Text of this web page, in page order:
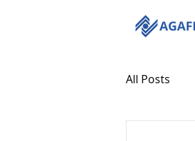
All Posts